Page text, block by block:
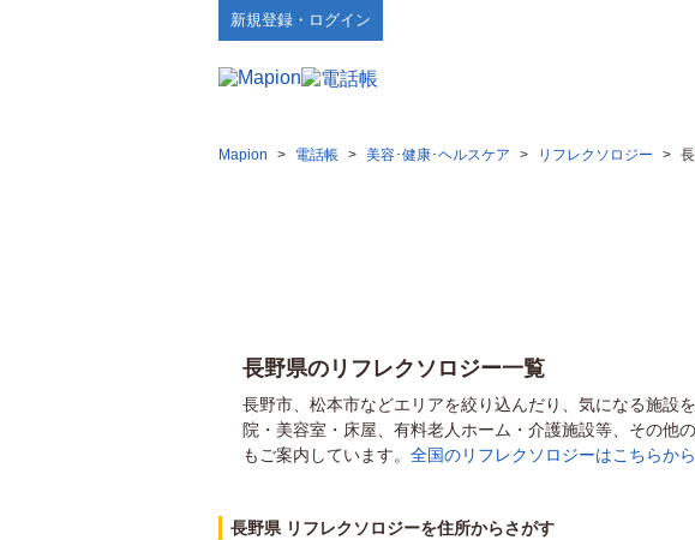
新規登録・ログイン
Mapion > 電話帳 > 美容･健康･ヘルスケア > リフレクソロジー >
長野県のリフレクソロジー一覧
長野市、松本市などエリアを絞り込んだり、気になる施設
院・美容室・床屋、有料老人ホーム・介護施設等、その他
もご案内しています。 全国のリフレクソロジーはこちらから
長野県 リフレクソロジーを住所からさがす